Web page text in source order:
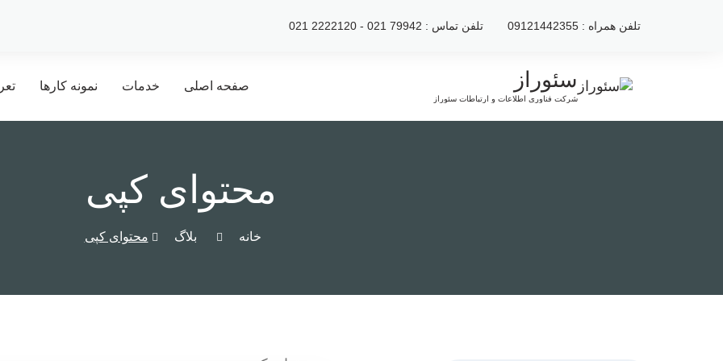
تلفن تماس : 79942 021 - 2222120 021 تلفن همراه : 09121442355
سئوراز
شرکت فناوری اطلاعات و ارتباطات سئوراز
صفحه اصلی خدمات نمونه کارها
محتوای کپی
خانه بلاگ محتوای کپی